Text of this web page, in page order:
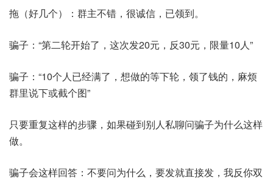
拖（好几个）：群主不错，很诚信，已领到。
骗子：“第二轮开始了，这次发20元，反30元，限量10人”
骗子：“10个人已经满了，想做的等下轮，领了钱的，麻烦
群里说下或截个图”
只要重复这样的步骤，如果碰到别人私聊问骗子为什么这样
做。
骗子会这样回答：不要问为什么，要发就直接发，我反你双